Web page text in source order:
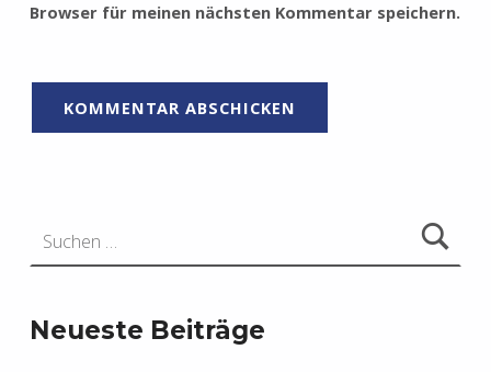
Browser für meinen nächsten Kommentar speichern.
Neueste Beiträge